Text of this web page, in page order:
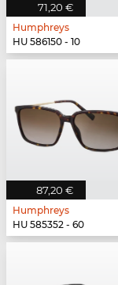
71,20 €
Humphreys
HU 586150 - 10
87,20 €
Humphreys
HU 585352 - 60